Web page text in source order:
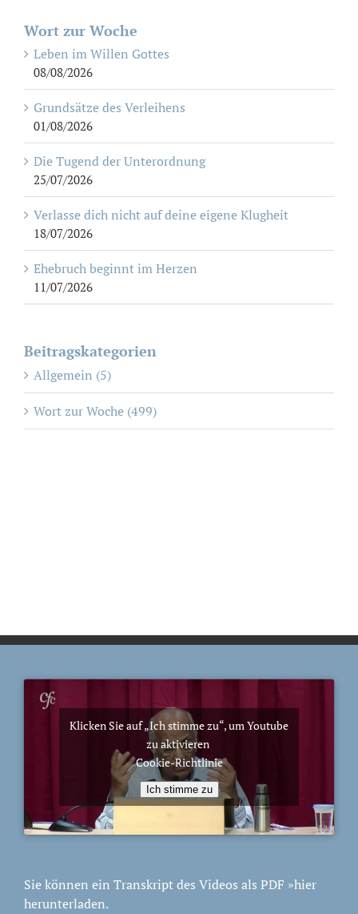
Wort zur Woche
Leben im Willen Gottes
08/08/2026
Grundsätze des Verleihens
01/08/2026
Die Tugend der Unterordnung
25/07/2026
Verlasse dich nicht auf deine eigene Klugheit
18/07/2026
Ehebruch beginnt im Herzen
11/07/2026
Beitragskategorien
Allgemein (5)
Wort zur Woche (499)
Klicken Sie auf „Ich stimme zu“, um Youtube
zu aktivieren
Cookie-Richtlinie
Ich stimme zu
Sie können ein Transkript des Videos als PDF »hier
herunterladen.